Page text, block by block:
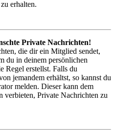
erhalten.
Private Nachrichten!
die dir ein Mitglied sendet,
du in deinem persönlichen
Regel erstellst. Falls du
jemandem erhältst, so kannst du
melden. Dieser kann dem
verbieten, Private Nachrichten zu